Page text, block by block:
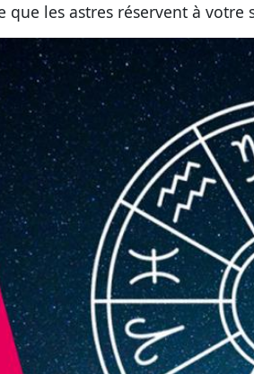
les astres réservent à votre